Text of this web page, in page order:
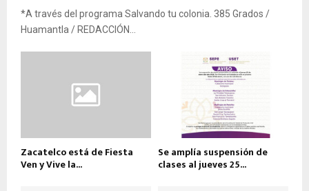
*A través del programa Salvando tu colonia. 385 Grados /
Huamantla / REDACCIÓN...
Zacatelco está de Fiesta
Ven y Vive la...
Se amplía suspensión de
clases al jueves 25...